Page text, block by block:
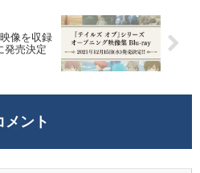
像を収録
発売決定
メント